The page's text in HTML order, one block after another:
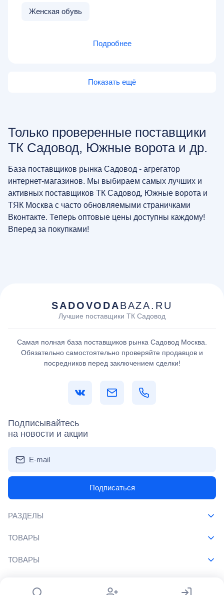
Женская обувь
Подробнее
Показать ещё
Только проверенные поставщики
ТК Садовод, Южные ворота и др.
База поставщиков рынка Садовод - агрегатор
интернет-магазинов. Мы выбираем самых лучших и
активных поставщиков ТК Садовод, Южные ворота и
ТЯК Москва с часто обновляемыми страничками
Вконтакте. Теперь оптовые цены доступны каждому!
Вперед за покупками!
SADOVODABAZA.RU
Лучшие поставщики ТК Садовод
Самая полная база поставщиков рынка Садовод Москва.
Обязательно самостоятельно проверяйте продавцов и
посредников перед заключением сделки!
Подписывайтесь
на новости и акции
E-mail
Подписаться
РАЗДЕЛЫ
ТОВАРЫ
ТОВАРЫ